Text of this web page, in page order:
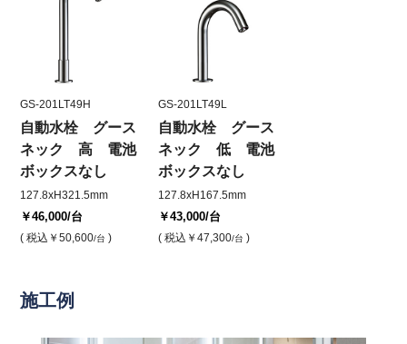
GS-201LT49H
自動水栓 グース
ネック 高 電池
ボックスなし
127.8xH321.5mm
￥46,000/台
( 税込 ￥50,600/台 )
GS-201LT49L
自動水栓 グース
ネック 低 電池
ボックスなし
127.8xH167.5mm
￥43,000/台
( 税込 ￥47,300/台 )
施工例